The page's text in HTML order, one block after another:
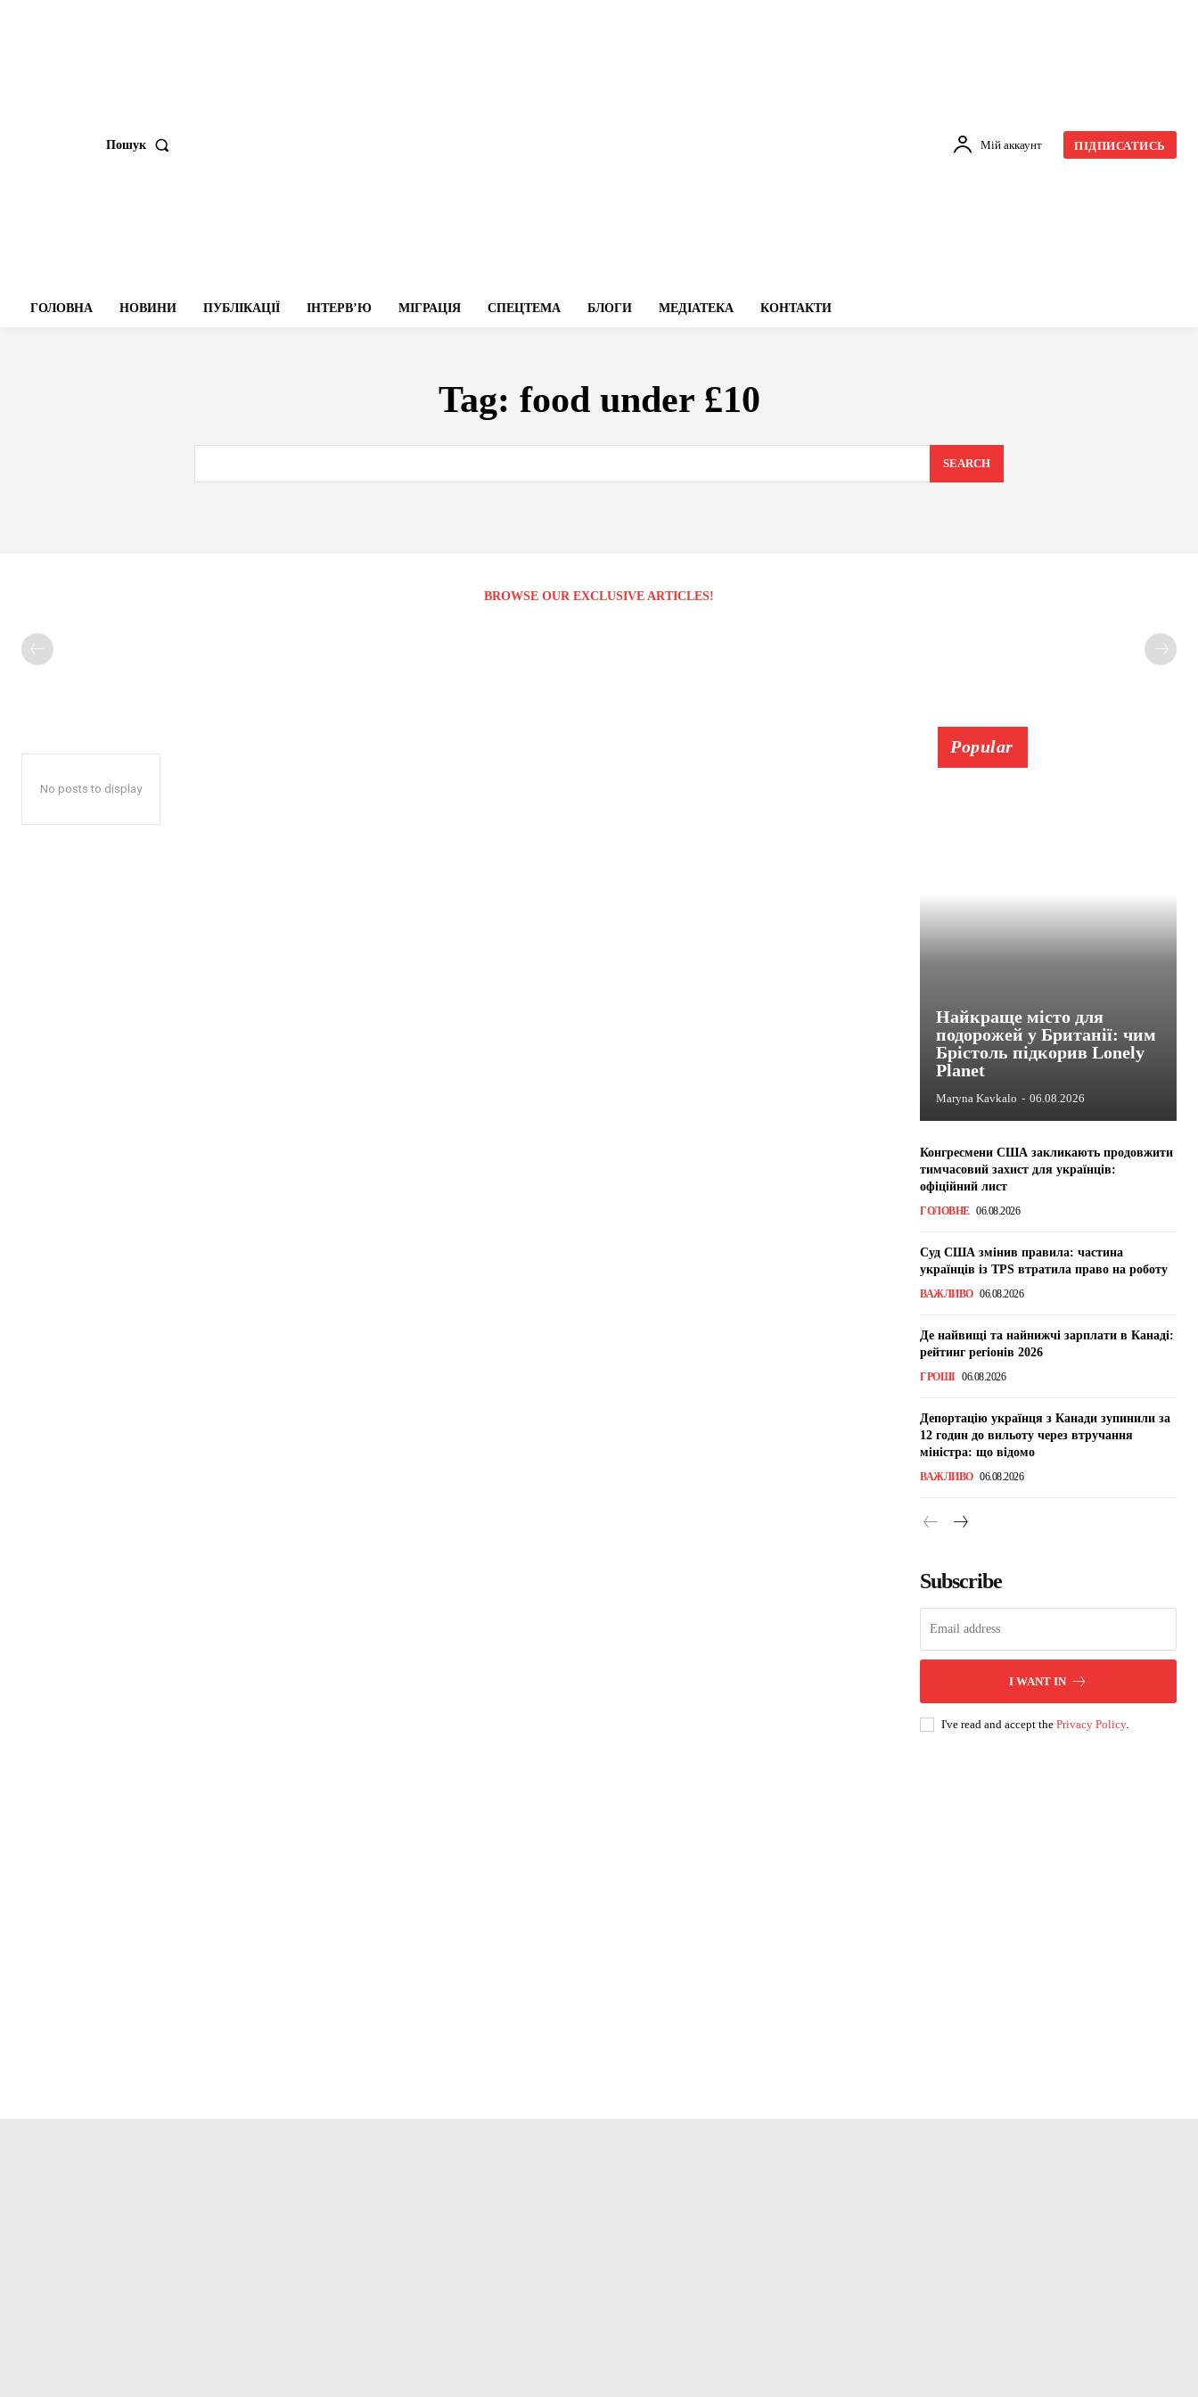
Пошук Мій аккаунт ПІДПИСАТИСЬ
ГОЛОВНА НОВИНИ ПУБЛІКАЦІЇ ІНТЕРВʼЮ МІГРАЦІЯ СПЕЦТЕМА БЛОГИ МЕДІАТЕКА КОНТАКТИ
Tag: food under £10
SEARCH
BROWSE OUR EXCLUSIVE ARTICLES!
No posts to display
Popular
Найкраще місто для
подорожей у Британії: чим
Брістоль підкорив Lonely
Planet
Maryna Kavkalo - 06.08.2026
Конгресмени США закликають продовжити
тимчасовий захист для українців:
офіційний лист
ГОЛОВНЕ 06.08.2026
Суд США змінив правила: частина
українців із TPS втратила право на роботу
ВАЖЛИВО 06.08.2026
Де найвищі та найнижчі зарплати в Канаді:
рейтинг регіонів 2026
ГРОШІ 06.08.2026
Депортацію українця з Канади зупинили за
12 годин до вильоту через втручання
міністра: що відомо
ВАЖЛИВО 06.08.2026
Subscribe
I WANT IN
I've read and accept the Privacy Policy.